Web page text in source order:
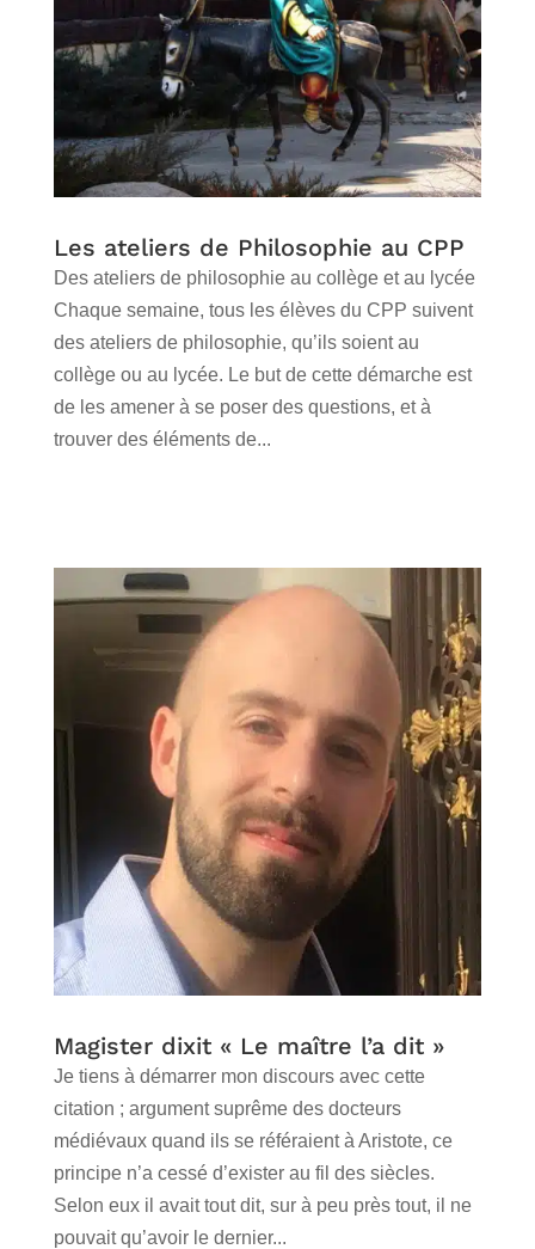
Les ateliers de Philosophie au CPP
Des ateliers de philosophie au collège et au lycée
Chaque semaine, tous les élèves du CPP suivent
des ateliers de philosophie, qu’ils soient au
collège ou au lycée. Le but de cette démarche est
de les amener à se poser des questions, et à
trouver des éléments de...
Magister dixit « Le maître l’a dit »
Je tiens à démarrer mon discours avec cette
citation ; argument suprême des docteurs
médiévaux quand ils se référaient à Aristote, ce
principe n’a cessé d’exister au fil des siècles.
Selon eux il avait tout dit, sur à peu près tout, il ne
pouvait qu’avoir le dernier...